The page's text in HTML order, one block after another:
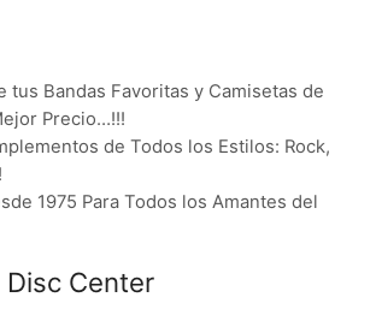
tus Bandas Favoritas y Camisetas de
Precio…!!!
de Todos los Estilos: Rock,
1975 Para Todos los Amantes del
Center